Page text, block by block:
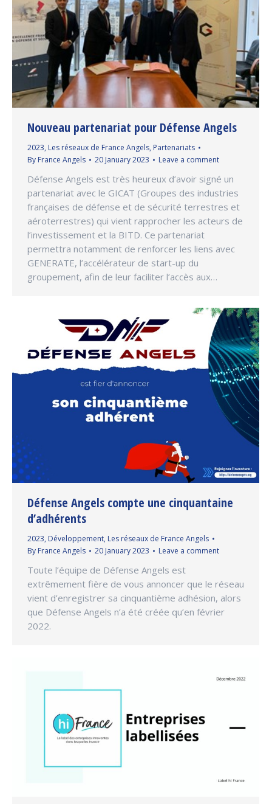
Nouveau partenariat pour Défense Angels
2023, Les réseaux de France Angels, Partenariats
By France Angels 20 January 2023 Leave a comment
Défense Angels est très heureux d’avoir signé un
partenariat avec le GICAT (Groupes des industries
françaises de défense et de sécurité terrestres et
aéroterrestres) qui vient rapprocher les acteurs de
l’investissement et la BITD. Ce partenariat
permettra notamment de renforcer les liens avec
GENERATE, l’accélérateur de start-up du
groupement, afin de leur faciliter l’accès aux…
Défense Angels compte une cinquantaine
d’adhérents
2023, Développement, Les réseaux de France Angels
By France Angels 20 January 2023 Leave a comment
Toute l’équipe de Défense Angels est
extrêmement fière de vous annoncer que le réseau
vient d’enregistrer sa cinquantième adhésion, alors
que Défense Angels n’a été créée qu’en février
2022.